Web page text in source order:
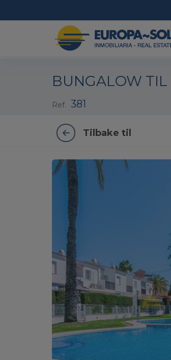
BUNGALOW TIL
Ref. 381
Tilbake til
1 / 19